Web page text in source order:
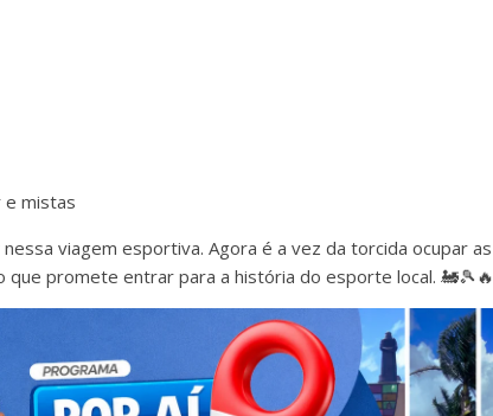
e mistas
viagem esportiva. Agora é a vez da torcida ocupar as
promete entrar para a história do esporte local. 🚂🎾🔥